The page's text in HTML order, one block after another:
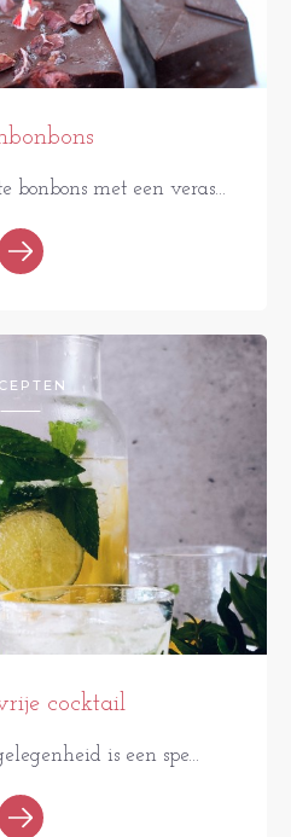
bonbons met een veras...
cocktail
is een spe...